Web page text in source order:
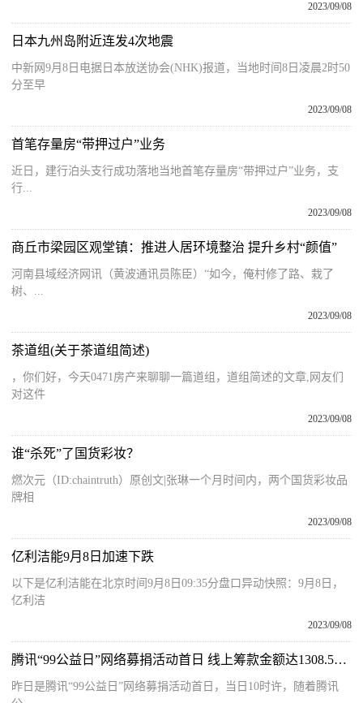
2023/09/08
日本九州岛附近连发4次地震
中新网9月8日电据日本放送协会(NHK)报道，当地时间8日凌晨2时50
分至早
2023/09/08
首笔存量房“带押过户”业务
近日，建行泊头支行成功落地当地首笔存量房“带押过户”业务，支
行...
2023/09/08
商丘市梁园区观堂镇：推进人居环境整治 提升乡村“颜值”
河南县域经济网讯（黄波通讯员陈臣）“如今，俺村修了路、栽了
树、...
2023/09/08
茶道组(关于茶道组简述)
，你们好，今天0471房产来聊聊一篇道组，道组简述的文章,网友们
对这件
2023/09/08
谁“杀死”了国货彩妆？
燃次元（ID:chaintruth）原创文|张琳一个月时间内，两个国货彩妆品
牌相
2023/09/08
亿利洁能9月8日加速下跌
以下是亿利洁能在北京时间9月8日09:35分盘口异动快照：9月8日，
亿利洁
2023/09/08
腾讯“99公益日”网络募捐活动首日 线上筹款金额达1308.58376万元
昨日是腾讯“99公益日”网络募捐活动首日，当日10时许，随着腾讯